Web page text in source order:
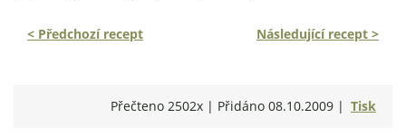
< Předchozí recept Následující recept >
Přečteno 2502x | Přidáno 08.10.2009 | Tisk